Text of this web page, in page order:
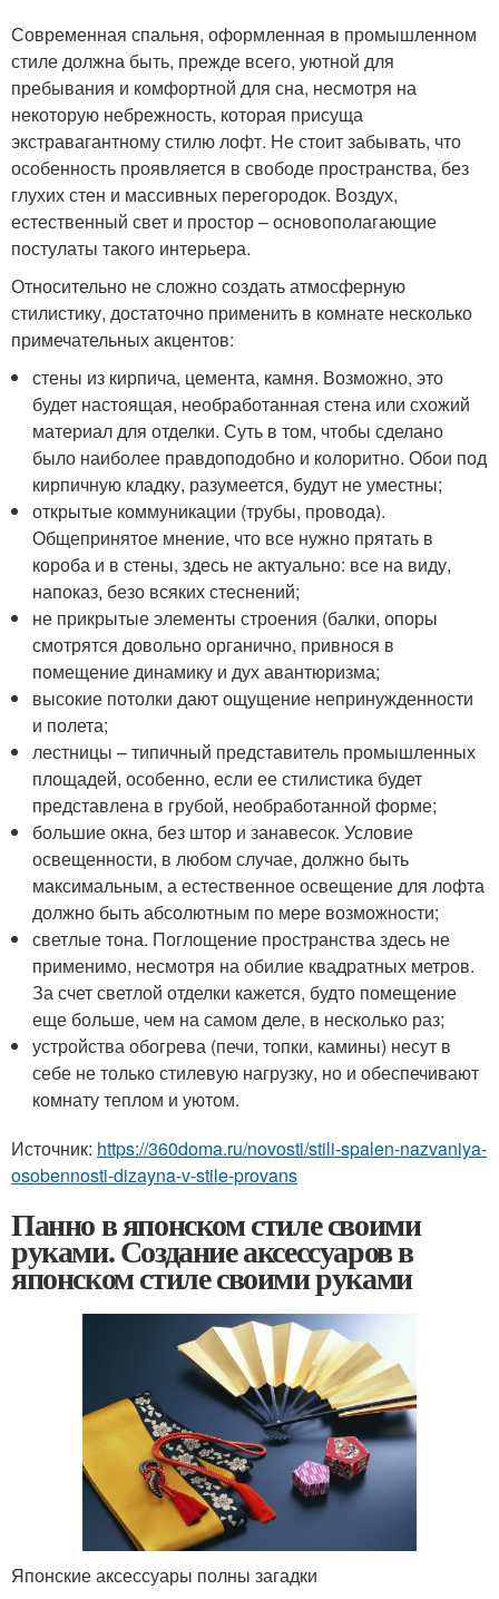
Современная спальня, оформленная в промышленном
стиле должна быть, прежде всего, уютной для
пребывания и комфортной для сна, несмотря на
некоторую небрежность, которая присуща
экстравагантному стилю лофт. Не стоит забывать, что
особенность проявляется в свободе пространства, без
глухих стен и массивных перегородок. Воздух,
естественный свет и простор – основополагающие
постулаты такого интерьера.
Относительно не сложно создать атмосферную
стилистику, достаточно применить в комнате несколько
примечательных акцентов:
стены из кирпича, цемента, камня. Возможно, это
будет настоящая, необработанная стена или схожий
материал для отделки. Суть в том, чтобы сделано
было наиболее правдоподобно и колоритно. Обои под
кирпичную кладку, разумеется, будут не уместны;
открытые коммуникации (трубы, провода).
Общепринятое мнение, что все нужно прятать в
короба и в стены, здесь не актуально: все на виду,
напоказ, безо всяких стеснений;
не прикрытые элементы строения (балки, опоры
смотрятся довольно органично, привнося в
помещение динамику и дух авантюризма;
высокие потолки дают ощущение непринужденности
и полета;
лестницы – типичный представитель промышленных
площадей, особенно, если ее стилистика будет
представлена в грубой, необработанной форме;
большие окна, без штор и занавесок. Условие
освещенности, в любом случае, должно быть
максимальным, а естественное освещение для лофта
должно быть абсолютным по мере возможности;
светлые тона. Поглощение пространства здесь не
применимо, несмотря на обилие квадратных метров.
За счет светлой отделки кажется, будто помещение
еще больше, чем на самом деле, в несколько раз;
устройства обогрева (печи, топки, камины) несут в
себе не только стилевую нагрузку, но и обеспечивают
комнату теплом и уютом.
Источник: https://360doma.ru/novosti/stili-spalen-nazvaniya-
osobennosti-dizayna-v-stile-provans
Панно в японском стиле своими
руками. Создание аксессуаров в
японском стиле своими руками
Японские аксессуары полны загадки